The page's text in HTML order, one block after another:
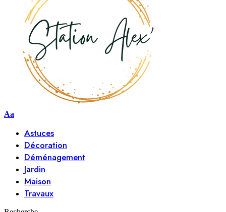
Aa
Astuces
Décoration
Déménagement
Jardin
Maison
Travaux